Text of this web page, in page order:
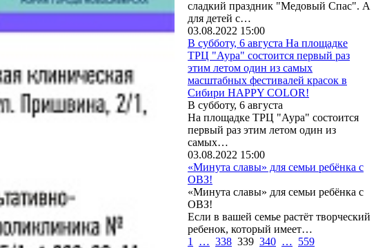
сладкий праздник "Медовый Спас". А
для детей с…
03.08.2022 15:00
В субботу, 6 августа На площадке
ТРЦ "Аура" состоится первый раз
этим летом один из самых
масштабных фестивалей красок в
Сибири HAPPY COLOR!
В субботу, 6 августа
На площадке ТРЦ "Аура" состоится
первый раз этим летом один из
самых…
03.08.2022 15:00
«Минута славы» для семьи ребёнка с
ОВЗ!
«Минута славы» для семьи ребёнка с
ОВЗ!
Если в вашей семье растёт творческий
ребенок, который имеет…
1
… 338 339 340 … 559